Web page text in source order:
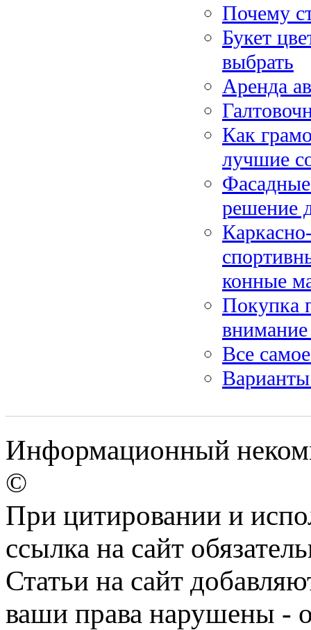
Почему
Букет
выбрать
Аренда
Как
лучшие
решение
конные
Покупка
внимание
Все
Информационный
©
При цитировании и
ссылка на сайт
Статьи на сайт
ваши права нарушены -